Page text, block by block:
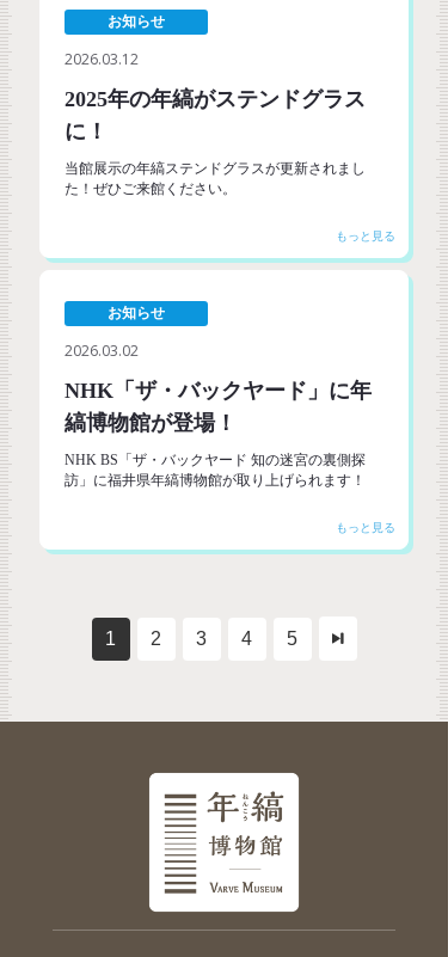
お知らせ
2026.03.12
2025年の年縞がステンドグラス
に！
当館展示の年縞ステンドグラスが更新されまし
た！ぜひご来館ください。
お知らせ
2026.03.02
NHK「ザ・バックヤード」に年
縞博物館が登場！
NHK BS「ザ・バックヤード 知の迷宮の裏側探
訪」に福井県年縞博物館が取り上げられます！
1 2 3 4 5